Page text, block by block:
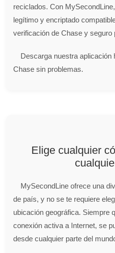
reciclados. Con
legítimo y encriptado
verificación de Chase y seguro
Descarga nuestra aplicación
Chase sin problemas.
Elige cualquier
MySecondLine ofrece una
de país, y no se te requiere
ubicación geográfica. Siempre
conexión activa a Internet, se
desde cualquier parte del